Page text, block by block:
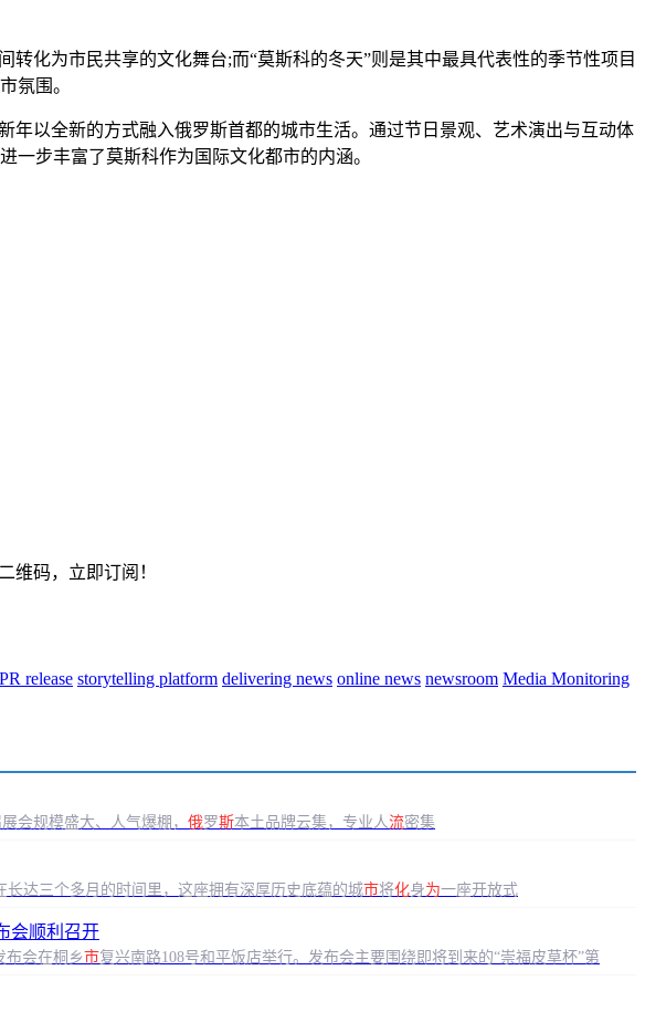
化为市民共享的文化舞台;而“莫斯科的冬天”则是其中最具代表性的季节性项目
氛围。
以全新的方式融入俄罗斯首都的城市生活。通过节日景观、艺术演出与互动体
步丰富了莫斯科作为国际文化都市的内涵。
维码，立即订阅！
PR release storytelling platform delivering news online news newsroom Media Monitoring
会规模盛大、人气爆棚， 俄罗斯本土品牌云集，专业人流密集
长达三个多月的时间里，这座拥有深厚历史底蕴的城市将化身为一座开放式
会顺利召开
布会在桐乡市复兴南路108号和平饭店举行。发布会主要围绕即将到来的“崇福皮草杯”第